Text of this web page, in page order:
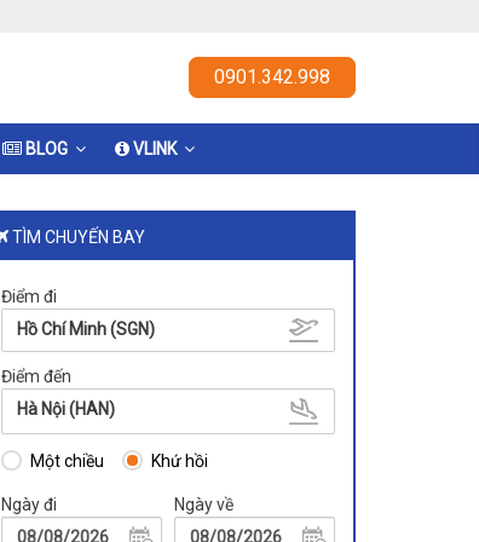
0901.342.998
BLOG VLINK
TÌM CHUYẾN BAY
Điểm đi
Hồ Chí Minh (SGN)
Điểm đến
Hà Nội (HAN)
Một chiều Khứ hồi
Ngày đi Ngày về